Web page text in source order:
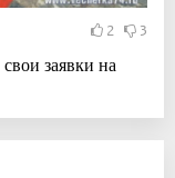
2 3
заявки на